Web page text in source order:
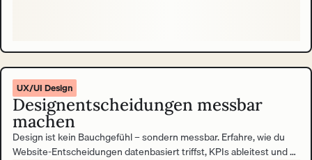
UX/UI Design
Designentscheidungen messbar
machen
Design ist kein Bauchgefühl – sondern messbar. Erfahre, wie du
Website-Entscheidungen datenbasiert triffst, KPIs ableitest und so